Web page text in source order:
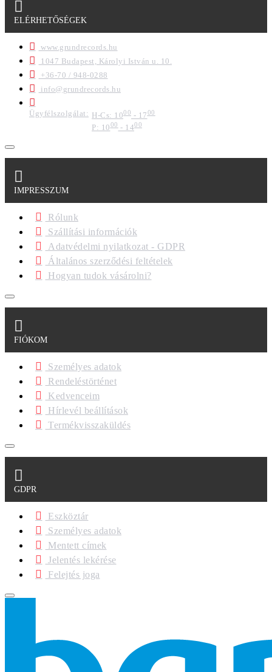
ELÉRHETŐSÉGEK
www.grundrecords.hu
1047 Budapest, Károlyi István u. 10.
+36-70 / 948-0288
info@grundrecords.hu
Ügyfélszolgálat: H-Cs: 1000 - 1700
P: 1000- 1400
IMPRESSZUM
Rólunk
Szállítási információk
Adatvédelmi nyilatkozat - GDPR
Általános szerződési feltételek
Hogyan tudok vásárolni?
FIÓKOM
Személyes adatok
Rendeléstörténet
Kedvenceim
Hírlevél beállítások
Termékvisszaküldés
GDPR
Eszköztár
Személyes adatok
Mentett címek
Jelentés lekérése
Felejtés joga